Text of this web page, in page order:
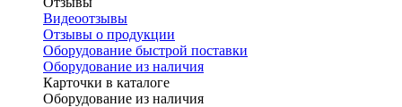
Видеоотзывы
Отзывы о продукции
Оборудование быстрой поставки
Оборудование из наличия
Карточки в каталоге
Оборудование из наличия